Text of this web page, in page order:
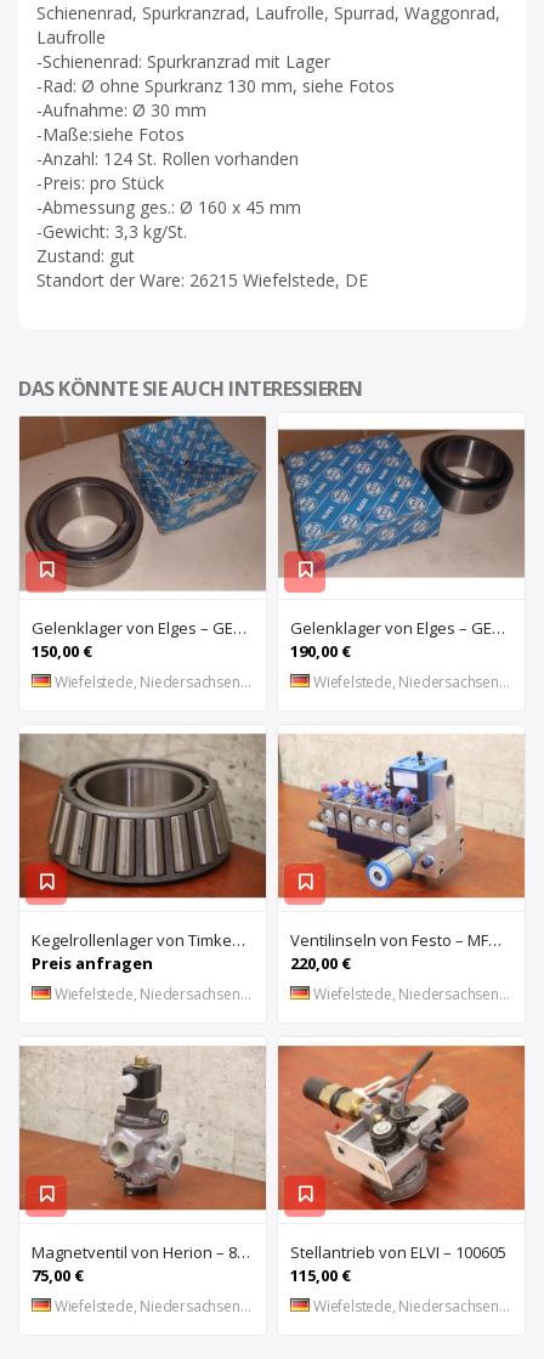
Schienenrad, Spurkranzrad, Laufrolle, Spurrad, Waggonrad,
Laufrolle
-Schienenrad: Spurkranzrad mit Lager
-Rad: Ø ohne Spurkranz 130 mm, siehe Fotos
-Aufnahme: Ø 30 mm
-Maße:siehe Fotos
-Anzahl: 124 St. Rollen vorhanden
-Preis: pro Stück
-Abmessung ges.: Ø 160 x 45 mm
-Gewicht: 3,3 kg/St.
Zustand: gut
Standort der Ware: 26215 Wiefelstede, DE
DAS KÖNNTE SIE AUCH INTERESSIEREN
Gelenklager von Elges – GE120UK-2RS
150,00 €
Wiefelstede, Niedersachsen, DE
Gelenklager von Elges – GE140UK-2RS
190,00 €
Wiefelstede, Niedersachsen, DE
Kegelrollenlager von Timken – HH421246 C
Preis anfragen
Wiefelstede, Niedersachsen, DE
Ventilinseln von Festo – MFHE-3-1/4 MFH-5-1/4
220,00 €
Wiefelstede, Niedersachsen, DE
Magnetventil von Herion – 8026673
75,00 €
Wiefelstede, Niedersachsen, DE
Stellantrieb von ELVI – 100605
115,00 €
Wiefelstede, Niedersachsen, DE